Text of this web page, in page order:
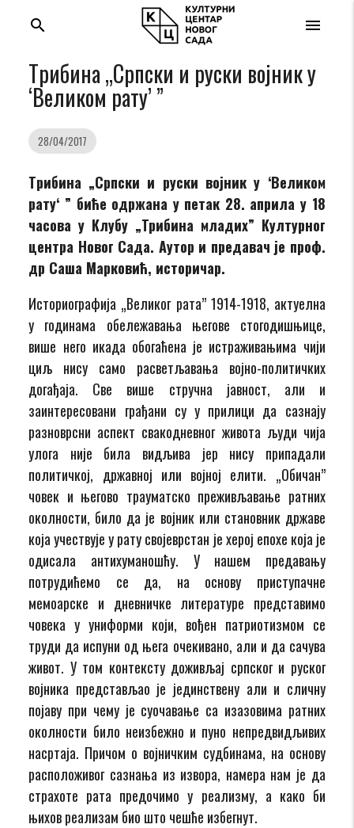
menu
search
Tрибина „Српски и руски војник у
‘Великом рату’ ”
28/04/2017
Tрибина „Српски и руски војник у ‘Великом
рату‘ ” биће одржана у петак 28. априла у 18
часова у Клубу „Трибина младих” Културног
центра Новог Сада. Аутор и предавач је проф.
др Саша Марковић, историчар.
Историографија „Великог рата” 1914-1918, актуелна
у годинама обележавања његове стогодишњице,
више него икада обогаћена је истраживањима чији
циљ нису само расветљавања војно-политичких
догађаја. Све више стручна јавност, али и
заинтересовани грађани су у прилици да сазнају
разноврсни аспект свакодневног живота људи чија
улога није била видљива јер нису припадали
политичкој, државној или војној елити. „Обичан”
човек и његово трауматско преживљавање ратних
околности, било да је војник или становник државе
која учествује у рату својеврстан је херој епохе која је
одисала антихуманошћу. У нашем предавању
потрудићемо се да, на основу приступачне
мемоарске и дневничке литературе представимо
човека у униформи који, вођен патриотизмом се
труди да испуни од њега очекивано, али и да сачува
живот. У том контексту доживљај српског и руског
војника представљао је јединствену али и сличну
појаву при чему је суочавање са изазовима ратних
околности било неизбежно и пуно непредвидљивих
насртаја. Причом о војничким судбинама, на основу
расположивог сазнања из извора, намера нам је да
страхоте рата предочимо у реализму, а како би
њихов реализам био што чешће избегнут.